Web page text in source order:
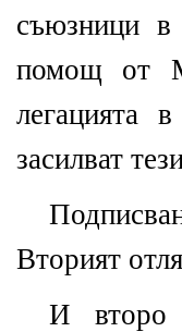
съюзници в
помощ от
легацията
засилват
Вторият
И второ